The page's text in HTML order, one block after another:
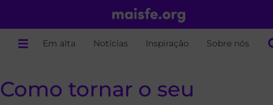
Em alta Notícias Inspiração Sobre nós
Como tornar o seu